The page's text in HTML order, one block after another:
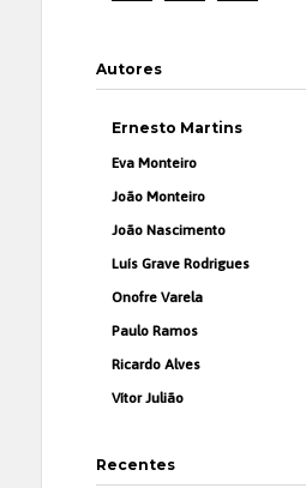
Autores
Ernesto Martins
Eva Monteiro
João Monteiro
João Nascimento
Luís Grave Rodrigues
Onofre Varela
Paulo Ramos
Ricardo Alves
Vítor Julião
Recentes